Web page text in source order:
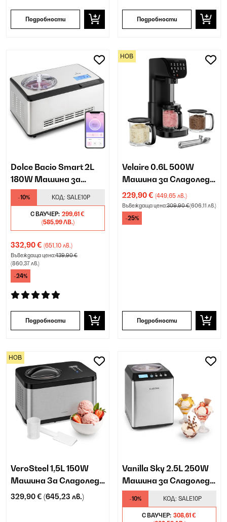
Подробности Подробности
Dolce Bacio Smart 2L
180W Машина за
Сладолед и Машина за
Кисело Мляко
-10% КОД: SALE10P
С ВАУЧЕР: 299,61 €
(585,99 ЛВ.)
332,90 € (651,10 лв.)
Въвеждаща цена:439,90 €
(860,37 лв.)
-24%
Подробности
Velaire 0.6L 500W
Машина за Сладолед
Черно
229,90 € (449,65 лв.)
Въвеждаща цена:309,90 €(606,11 лв.)
-25%
Подробности
НОВ
VeroSteel 1,5L 150W
Машина За Сладолед
С Компресор
329,90 € (645,23 лв.)
НОВ
Vanilla Sky 2.5L 250W
Машина за Сладолед с
Компресор Сребро
-10% КОД: SALE10P
С ВАУЧЕР: 308,61 €